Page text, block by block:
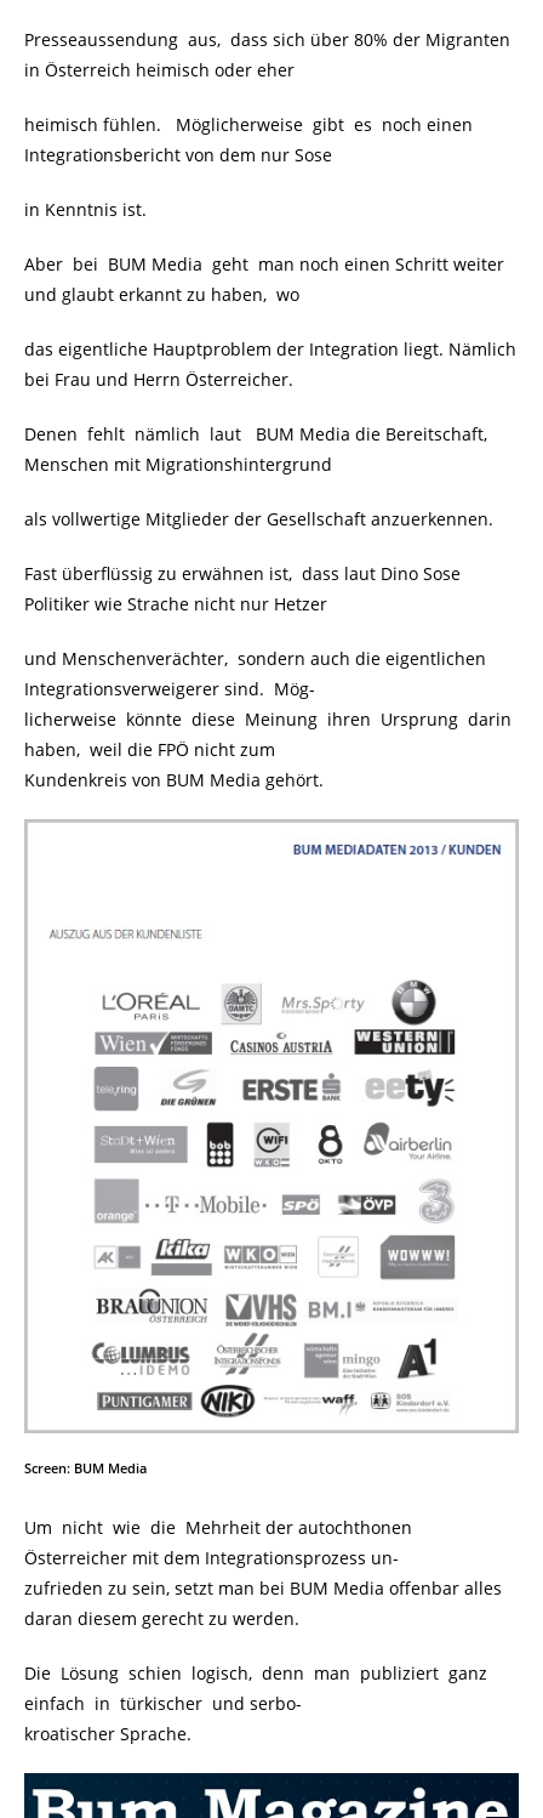
Presseaussendung aus, dass sich über 80% der Migranten
in Österreich heimisch oder eher
heimisch fühlen. Möglicherweise gibt es noch einen
Integrationsbericht von dem nur Sose
in Kenntnis ist.
Aber bei BUM Media geht man noch einen Schritt weiter
und glaubt erkannt zu haben, wo
das eigentliche Hauptproblem der Integration liegt. Nämlich
bei Frau und Herrn Österreicher.
Denen fehlt nämlich laut BUM Media die Bereitschaft,
Menschen mit Migrationshintergrund
als vollwertige Mitglieder der Gesellschaft anzuerkennen.
Fast überflüssig zu erwähnen ist, dass laut Dino Sose
Politiker wie Strache nicht nur Hetzer
und Menschenverächter, sondern auch die eigentlichen
Integrationsverweigerer sind. Mög-
licherweise könnte diese Meinung ihren Ursprung darin
haben, weil die FPÖ nicht zum
Kundenkreis von BUM Media gehört.
Screen: BUM Media
Um nicht wie die Mehrheit der autochthonen
Österreicher mit dem Integrationsprozess un-
zufrieden zu sein, setzt man bei BUM Media offenbar alles
daran diesem gerecht zu werden.
Die Lösung schien logisch, denn man publiziert ganz
einfach in türkischer und serbo-
kroatischer Sprache.